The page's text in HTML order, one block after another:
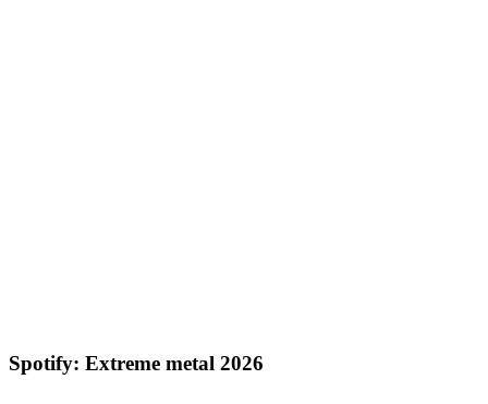
Spotify: Extreme metal 2026